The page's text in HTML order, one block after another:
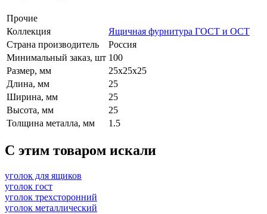
Прочие
Коллекция
Ящичная фурнитура ГОСТ и ОСТ
Страна производитель
Россия
Минимальный заказ, шт 100
Размер, мм
25x25x25
Длина, мм
25
Ширина, мм
25
Высота, мм
25
Толщина металла, мм
1.5
C этим товаром искали
уголок для ящиков
уголок гост
уголок трехсторонний
уголок металлический